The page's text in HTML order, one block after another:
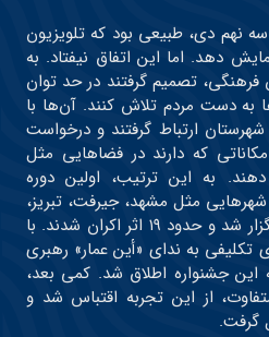
حماسه نهم دی، طبیعی بود که تلویزیون
دهد. اما این اتفاق نیفتاد. به
فرهنگی، تصمیم گرفتند در حد توان
به دست مردم تلاش کنند. آن‌ها با
ارتباط گرفتند و درخواست
که دارند در فضاهایی مثل
به این ترتیب، اولین دوره
۳۰ نقطه از شهرهایی مثل مشهد، جیرفت، تبریز،
تهران و… به صورت مردمی برگزار شد و حدود ۱۹ اثر اکران شدند. با
تکلیفی به ندای «أین عمار» رهبری
این جشنواره اطلاق شد. کمی بعد،
از این تجربه اقتباس شد و
گرفت.